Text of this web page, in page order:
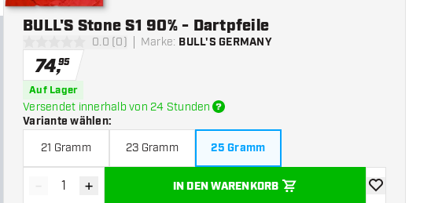
Kostenloser Versand
0 Bewertungssterne
0.0 (0) Marke: BULL'S GERMANY
BULL'S Stone S1 90% - Dartpfeile
74,95
Auf Lager
Versendet innerhalb von 24 Stunden
Variante wählen:
21 Gramm 23 Gramm 25 Gramm
Menge verringern
- Menge erhöhen
+ IN DEN WARENKORB
Zur